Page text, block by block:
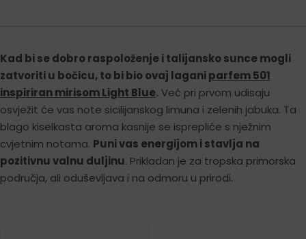
Kad bi se dobro raspoloženje i talijansko sunce mogli
zatvoriti u bočicu, to bi bio ovaj laganiparfem 501
inspiriran mirisom Light Blue.Već pri prvom udisaju
osvježit će vas note sicilijanskog limuna i zelenih jabuka. Ta
blago kiselkasta aroma kasnije se isprepliće s nježnim
cvjetnim notama. Puni vas energijom i stavlja na
pozitivnu valnu duljinu. Prikladan je za tropska primorska
područja, ali oduševljava i na odmoru u prirodi.